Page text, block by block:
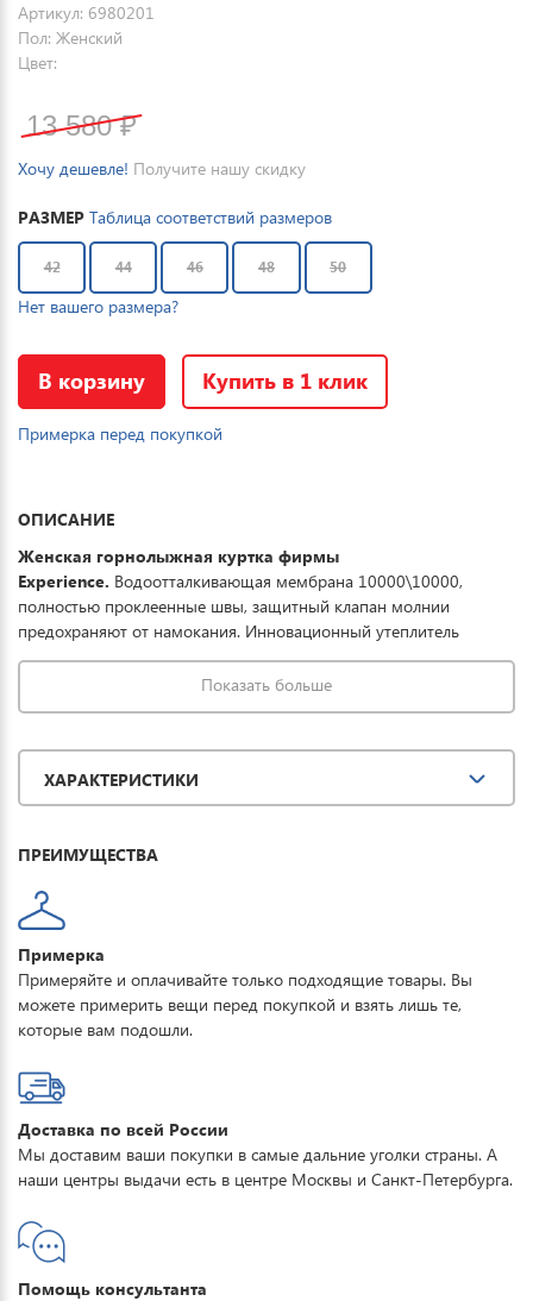
Артикул: 6980201
Пол: Женский
Цвет:
13 580₽
Хочу дешевле! Получите нашу скидку
РАЗМЕР Таблица соответствий размеров
42 44 46 48 50
Нет вашего размера?
В корзину Купить в 1 клик
Примерка перед покупкой
ОПИСАНИЕ
Женская горнолыжная куртка фирмы
Experience. Водоотталкивающая мембрана 10000\10000,
полностью проклеенные швы, защитный клапан молнии
предохраняют от намокания. Инновационный утеплитель
последнего поколения Thermolite plus - тонкий и легкий,
выдерживает температурный режим до -30°. Регулируемый
капюшон, карманы на молнии, отстегивающаяся снежная
условий при необходимом комфорте. Отличная модель для
занятия зимними видами спорта и прогулок.
Показать больше
ХАРАКТЕРИСТИКИ
ПРЕИМУЩЕСТВА
Примерка
Примеряйте и оплачивайте только подходящие товары. Вы
можете примерить вещи перед покупкой и взять лишь те,
которые вам подошли.
Доставка по всей России
Мы доставим ваши покупки в самые дальние уголки страны. А
наши центры выдачи есть в центре Москвы и Санкт-Петербурга.
Помощь консультанта